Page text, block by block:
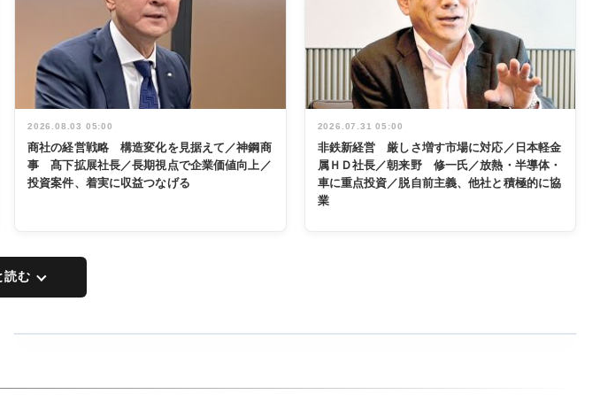
2026.08.03 05:00
商社の経営戦略 構造変化を見据えて／神鋼商
事 髙下拡展社長／長期視点で企業価値向上／
投資案件、着実に収益つなげる
2026.07.31 05:00
非鉄新経営 厳しさ増す市場に対応／日本軽金
属ＨＤ社長／朝来野 修一氏／放熱・半導体・
車に重点投資／脱自前主義、他社と積極的に協
業
読む